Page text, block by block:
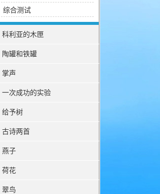
综合测试
科利亚的木匣
陶罐和铁罐
掌声
一次成功的实验
给予树
古诗两首
燕子
荷花
翠鸟